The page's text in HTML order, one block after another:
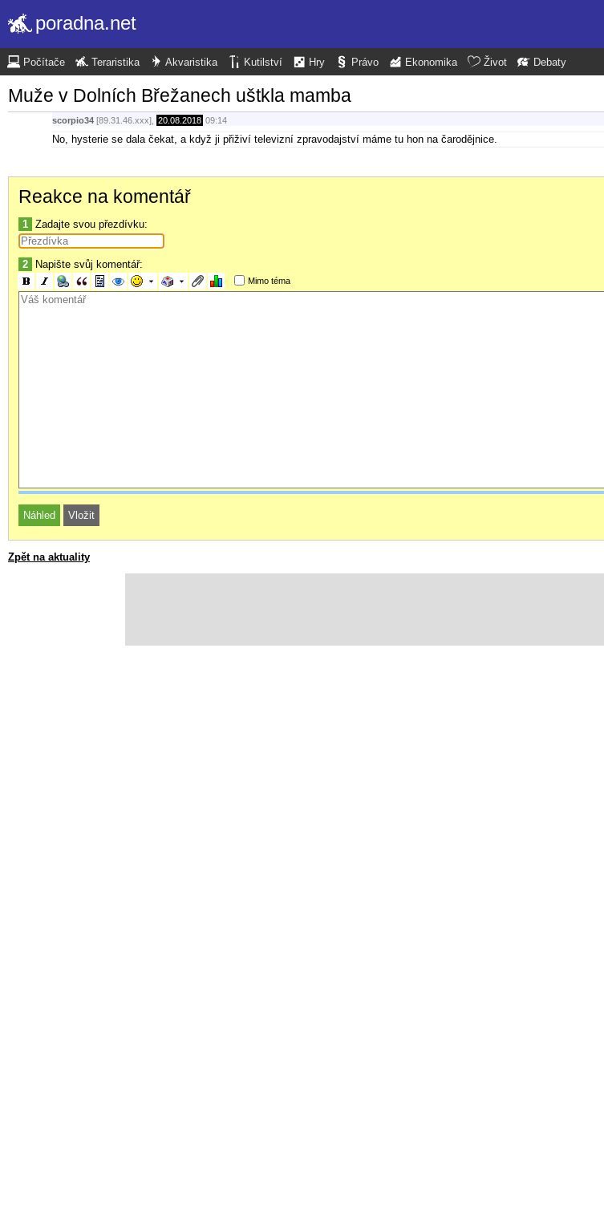
poradna.net
Počítače Teraristika Akvaristika Kutilství Hry Právo Ekonomika Život Debaty
Muže v Dolních Břežanech uštkla mamba
scorpio34 [89.31.46.xxx], 20.08.2018 09:14
No, hysterie se dala čekat, a když ji přiživí televizní zpravodajství máme tu hon na čarodějnice.
Reakce na komentář
1 Zadajte svou přezdívku:
2 Napište svůj komentář:
Mimo téma
Zpět na aktuality